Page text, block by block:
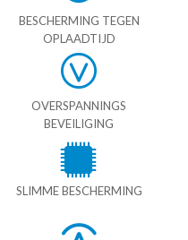
BESCHERMING TEGEN
OPLAADTIJD
OVERSPANNINGS
BEVEILIGING
SLIMME BESCHERMING